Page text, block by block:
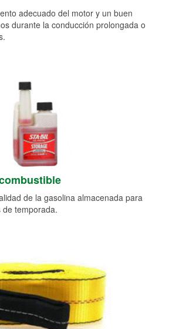
adecuado del motor y un buen
durante la conducción prolongada o
de la gasolina almacenada para
temporada.